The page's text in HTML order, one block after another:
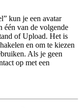
kun je een avatar
één van de volgende
of Upload. Het is
en om te kiezen
Als je geen
op met een